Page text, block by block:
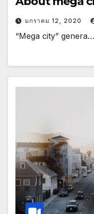
มกราคม 12, 2020
“Mega city” genera…